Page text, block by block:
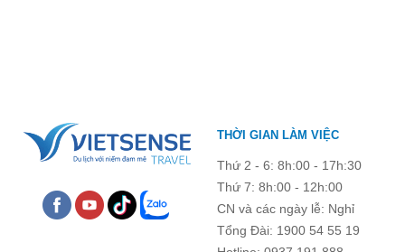
THỜI GIAN LÀM VIỆC
Thứ 2 - 6: 8h:00 - 17h:30
Thứ 7: 8h:00 - 12h:00
CN và các ngày lễ: Nghỉ
Tổng Đài: 1900 54 55 19